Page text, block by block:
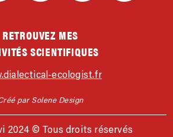
RETROUVEZ MES
SCIENTIFIQUES
ecologist.fr
par Solene Design
2024 © Tous droits réservés